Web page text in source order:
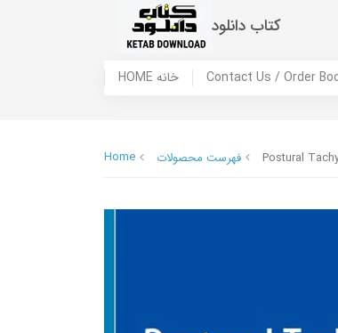
کتاب دانلود
HOME خانه
Home فهرست محصولات Postural